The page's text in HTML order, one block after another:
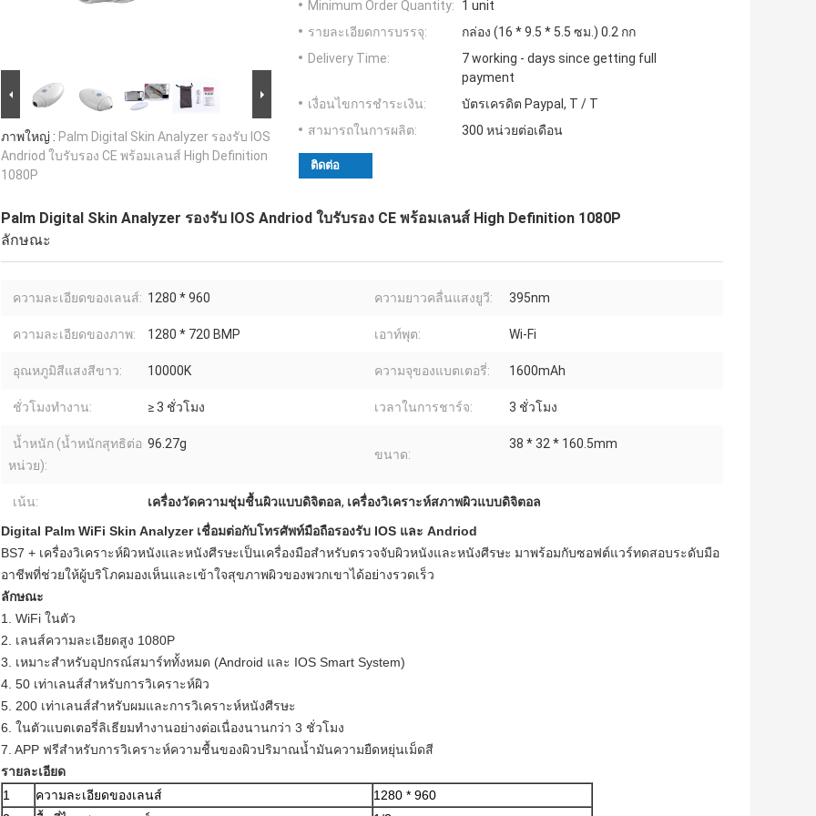
ภาพใหญ่ : Palm Digital Skin Analyzer รองรับ IOS
Andriod ใบรับรอง CE พร้อมเลนส์ High Definition
1080P
Minimum Order Quantity:
1 unit
รายละเอียดการบรรจุ:
กล่อง (16 * 9.5 * 5.5 ซม.) 0.2 กก
Delivery Time:
7 working - days since getting full
payment
เงื่อนไขการชำระเงิน:
บัตรเครดิต Paypal, T / T
สามารถในการผลิต:
300 หน่วยต่อเดือน
ติดต่อ
Palm Digital Skin Analyzer รองรับ IOS Andriod ใบรับรอง CE พร้อมเลนส์ High Definition 1080P
ลักษณะ
ความละเอียดของเลนส์: 1280 * 960 ความยาวคลื่นแสงยูวี: 395nm
ความละเอียดของภาพ: 1280 * 720 BMP เอาท์พุต: Wi-Fi
อุณหภูมิสีแสงสีขาว: 10000K ความจุของแบตเตอรี่: 1600mAh
ชั่วโมงทำงาน: ≥ 3 ชั่วโมง เวลาในการชาร์จ: 3 ชั่วโมง
น้ำหนัก (น้ำหนักสุทธิต่อ
หน่วย):
96.27g
ขนาด:
38 * 32 * 160.5mm
เน้น: เครื่องวัดความชุ่มชื้นผิวแบบดิจิตอล, เครื่องวิเคราะห์สภาพผิวแบบดิจิตอล
Digital Palm WiFi Skin Analyzer เชื่อมต่อกับโทรศัพท์มือถือรองรับ IOS และ Andriod
BS7 + เครื่องวิเคราะห์ผิวหนังและหนังศีรษะเป็นเครื่องมือสำหรับตรวจจับผิวหนังและหนังศีรษะ มาพร้อมกับซอฟต์แวร์ทดสอบระดับมือ
อาชีพที่ช่วยให้ผู้บริโภคมองเห็นและเข้าใจสุขภาพผิวของพวกเขาได้อย่างรวดเร็ว
ลักษณะ
1. WiFi ในตัว
2. เลนส์ความละเอียดสูง 1080P
3. เหมาะสำหรับอุปกรณ์สมาร์ททั้งหมด (Android และ IOS Smart System)
4. 50 เท่าเลนส์สำหรับการวิเคราะห์ผิว
5. 200 เท่าเลนส์สำหรับผมและการวิเคราะห์หนังศีรษะ
6. ในตัวแบตเตอรี่ลิเธียมทำงานอย่างต่อเนื่องนานกว่า 3 ชั่วโมง
7. APP ฟรีสำหรับการวิเคราะห์ความชื้นของผิวปริมาณน้ำมันความยืดหยุ่นเม็ดสี
รายละเอียด
1
ความละเอียดของเลนส์
1280 * 960